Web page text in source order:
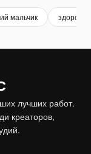
мальчик
лучших работ.
креаторов,